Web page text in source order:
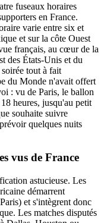
fuseaux horaires
en France.
varie entre six et
et sur la côte Ouest
français, au cœur de la
des États-Unis et du
tout à fait
du Monde n'avait offert
: vu de Paris, le ballon
heures, jusqu'au petit
souhaite suivre
quelques nuits
vus de France
astucieuse. Les
démarrent
et s'intègrent donc
Les matches disputés